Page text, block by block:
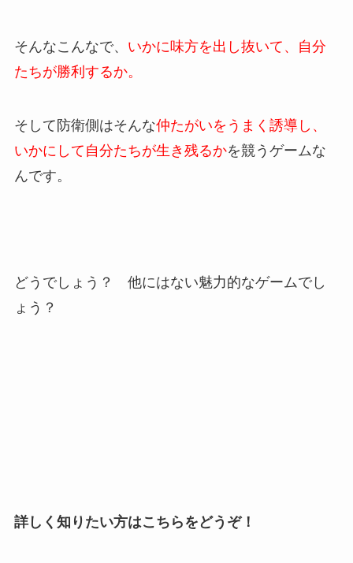
そんなこんなで、 いかに味方を出し抜いて、自分
たちが勝利するか。
そして防衛側はそんな仲たがいをうまく誘導し、
いかにして自分たちが生き残るかを競うゲームな
んです。
どうでしょう？ 他にはない魅力的なゲームでし
ょう？
詳しく知りたい方はこちらをどうぞ！